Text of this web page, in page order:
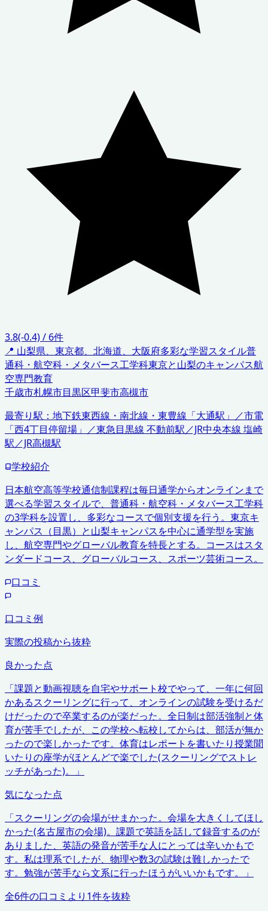
3.8(-0.4)/ 6件
📍 山梨県、東京都、北海道、大阪府多彩な学習スタイル普
通科・航空科・メタバース工学科東京と山梨のキャンパス航
空専門教育
千歳市札幌市目黒区甲斐市高槻市
最寄り駅： 地下鉄東西線・南北線・東豊線「大通駅」／市電
「西4丁目停留場」／東急目黒線 不動前駅／JR中央本線 塩崎
駅／JR高槻駅
学校紹介
日本航空高等学校通信制課程は毎日通学からオンラインまで
選べる学習スタイルで、普通科・航空科・メタバース工学科
の3学科を設置し、多彩なコースで個別支援を行う。東京キ
ャンパス（目黒）と山梨キャンパスを中心に通学型を実施
し、航空専門やグローバル教育を特長とする。コースはスタ
ンダードコース、グローバルコース、スポーツ芸術コース。
口コミ
口コミ例
実際の投稿から抜粋
良かった点
「課題と動画視聴を自宅やサポート校でやって、一年に何回
かあるスクーリングに行って、オンラインの試験を受けるだ
けだったので卒業するのが楽だった。全日制は部活強制と体
育が苦手でしたが、この学校へ転校してからは、部活が無か
ったので楽しかったです。体育はレポートを書いたり授業聞
いたりの座学がほとんどで楽でした(スクーリングでストレ
ッチがあった)。 」
気になった点
「スクーリングの会場がせまかった。会場を大きくしてほし
かった(名古屋市の会場)。課題で英語を話して録音するのが
ありました、英語の発音が苦手な人にとっては辛いかもで
す。私は理系でしたが、物理や数3の試験は難しかったで
す。勉強が苦手なら文系に行ったほうがいいかもです。 」
全6件の口コミより 1件を抜粋